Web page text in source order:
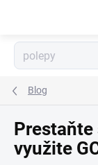
Blog
Prestaňte
využite